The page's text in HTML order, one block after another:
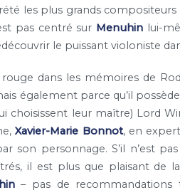
les plus grands compositeurs
pas centré sur Menuhin lui-
le puissant violoniste
dans les mémoires de
également parce qu’il
choisissent leur maître) Lord
Xavier-Marie Bonnot, en
son personnage. S’il n’est
il est plus que plaisant de
– pas de recommandations